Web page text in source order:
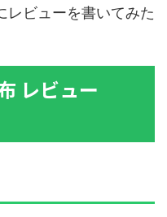
レビューを書いてみた
レビュー